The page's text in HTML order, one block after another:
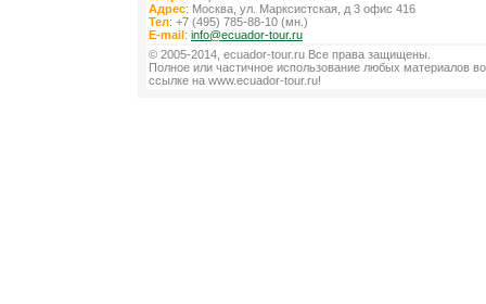
Адрес: Москва, ул. Марксистская, д 3 офис 416
Тел: +7 (495) 785-88-10 (мн.)
E-mail: info@ecuador-tour.ru
© 2005-2014, ecuador-tour.ru Все права защищены.
Полное или частичное использование любых материалов
ссылке на www.ecuador-tour.ru!